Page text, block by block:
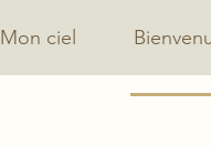
Mon ciel